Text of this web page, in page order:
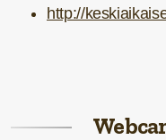
http://